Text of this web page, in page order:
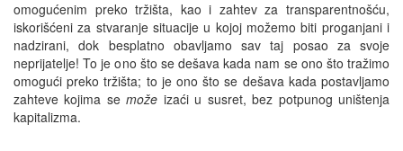
omogućenim preko tržišta, kao i zahtev za transparentnošću,
iskorišćeni za stvaranje situacije u kojoj možemo biti proganjani i
nadzirani, dok besplatno obavljamo sav taj posao za svoje
neprijatelje! To je ono što se dešava kada nam se ono što tražimo
omogući preko tržišta; to je ono što se dešava kada postavljamo
zahteve kojima semože izaći u susret, bez potpunog uništenja
kapitalizma.